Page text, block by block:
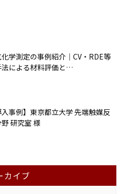
学測定の事例紹介｜CV・RDE等
による材料評価と…
入事例】東京都立大学 先端触媒反
研究室 様
カイブ